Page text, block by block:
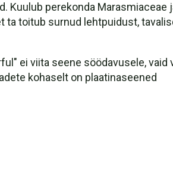
Kuulub perekonda Marasmiaceae
ta toitub surnud lehtpuidust,
ei viita seene söödavusele, vaid
kohaselt on plaatinaseened